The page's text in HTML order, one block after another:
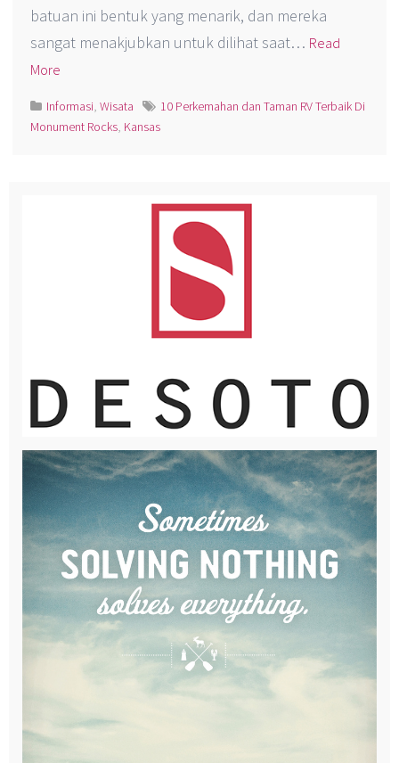
batuan ini bentuk yang menarik, dan mereka
sangat menakjubkan untuk dilihat saat… Read
More
Informasi,Wisata
10 Perkemahan dan Taman RV Terbaik Di
Monument Rocks, Kansas